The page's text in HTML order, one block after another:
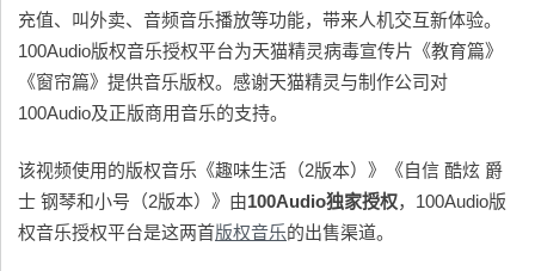
充值、叫外卖、音频音乐播放等功能，带来人机交互新体验。
100Audio版权音乐授权平台为天猫精灵病毒宣传片《教育篇》
《窗帘篇》提供音乐版权。感谢天猫精灵与制作公司对
100Audio及正版商用音乐的支持。
该视频使用的版权音乐《趣味生活（2版本）》《自信 酷炫 爵
士 钢琴和小号（2版本）》由100Audio独家授权，100Audio版
权音乐授权平台是这两首版权音乐的出售渠道。